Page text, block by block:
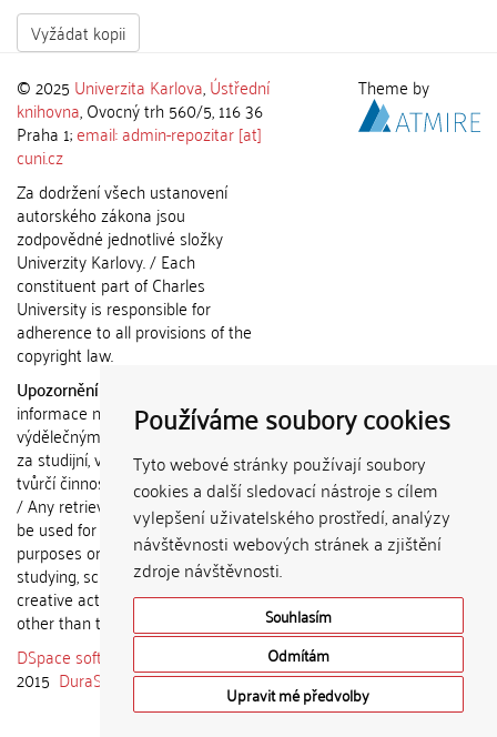
Používáme soubory cookies
Tyto webové stránky používají soubory
cookies a další sledovací nástroje s cílem
vylepšení uživatelského prostředí, analýzy
návštěvnosti webových stránek a zjištění
zdroje návštěvnosti.
Souhlasím
Odmítám
Upravit mé předvolby
Vyžádat kopii
© 2025 Univerzita Karlova,Ústřední
knihovna, Ovocný trh 560/5, 116 36
Praha 1;email: admin-repozitar [at]
cuni.cz
Za dodržení všech ustanovení
autorského zákona jsou
zodpovědné jednotlivé složky
Univerzity Karlovy. / Each
constituent part of Charles
University is responsible for
adherence to all provisions of the
copyright law.
Upozornění / Notice:
informace nemohou být použity k
výdělečným účelům nebo vydávány
za studijní, vědeckou nebo jinou
tvůrčí činnost jiné osoby než autora.
/ Any retrieved information shall not
be used for any commercial
purposes or claimed as results of
studying, scientific or any other
creative activities of any person
other than the author.
DSpace software
copyright © 2002-
2015 DuraSpace
Theme by